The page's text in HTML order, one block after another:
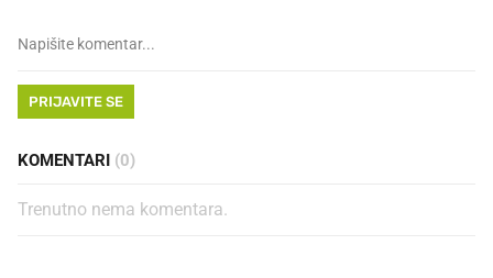
PRIJAVITE SE
KOMENTARI (0)
Trenutno nema komentara.